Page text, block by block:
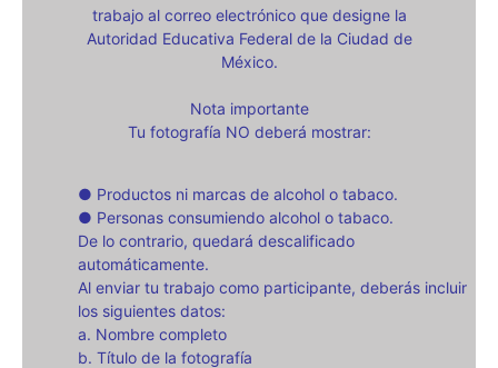
trabajo al correo electrónico que designe la
Autoridad Educativa Federal de la Ciudad de
México.
Nota importante
Tu fotografía NO deberá mostrar:
● Productos ni marcas de alcohol o tabaco.
● Personas consumiendo alcohol o tabaco.
De lo contrario, quedará descalificado
automáticamente.
Al enviar tu trabajo como participante, deberás incluir
los siguientes datos:
a. Nombre completo
b. Título de la fotografía